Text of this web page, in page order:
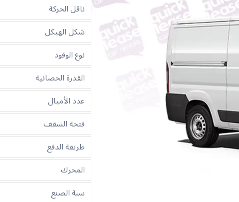
ناقل الحركة
شكل الهيكل
نوع الوقود
القدرة الحصانية
عدد الأميال
فتحة السقف
طريقة الدفع
المحرك
سنة الصنع